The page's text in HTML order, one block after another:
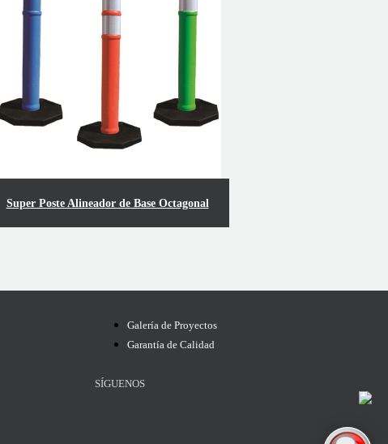
Super Poste Alineador de Base Octagonal
Galería de Proyectos
Garantía de Calidad
SÍGUENOS